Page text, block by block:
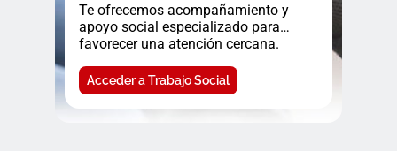
Te ofrecemos acompañamiento y
apoyo social especializado para
favorecer una atención cercana.
Acceder a Trabajo Social